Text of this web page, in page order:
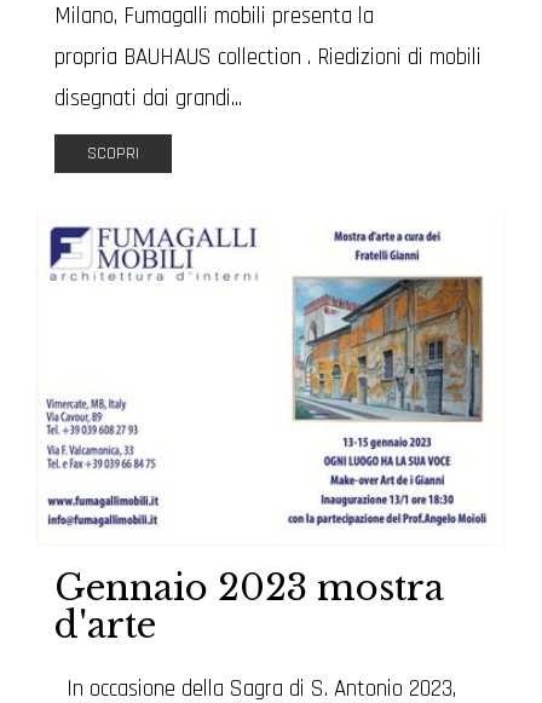
Milano, Fumagalli mobili presenta la
propria BAUHAUS collection . Riedizioni di mobili
disegnati dai grandi...
SCOPRI
Gennaio 2023 mostra
d'arte
In occasione della Sagra di S. Antonio 2023,